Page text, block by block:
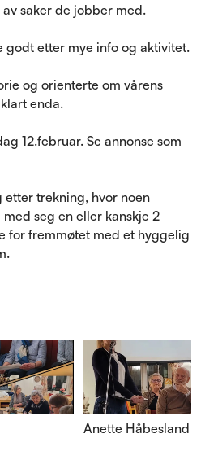
saker de jobber med.
godt etter mye info og aktivitet.
og orienterte om vårens
enda.
12.februar. Se annonse som
trekning, hvor noen
seg en eller kanskje 2
for fremmøtet med et hyggelig
Anette Håbesland